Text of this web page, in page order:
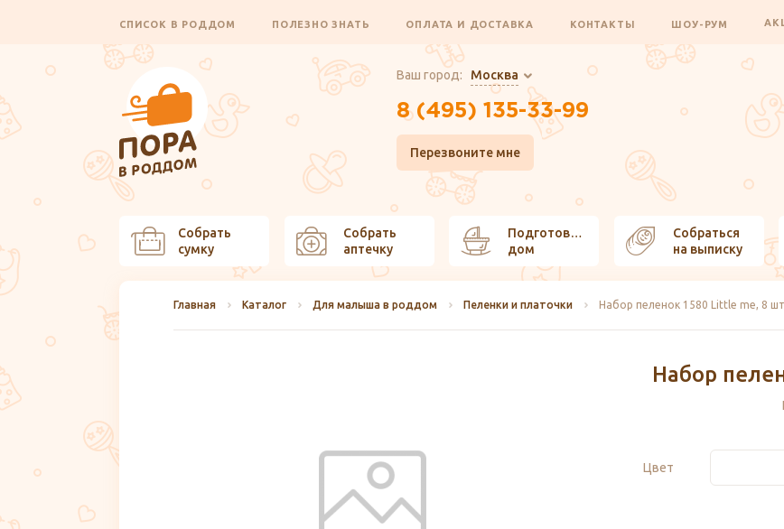
СПИСОК В РОДДОМ ПОЛЕЗНО ЗНАТЬ ОПЛАТА И ДОСТАВКА КОНТАКТЫ ШОУ-РУМ
Ваш город: Москва
8 (495) 135-33-99
Перезвоните мне
Собрать
сумку
Собрать
аптечку
Подготовить
дом
Собраться
на выписку
Главная Каталог Для малыша в роддом Пеленки и платочки Набор пеленок 1580 Little me, 8
Набор
Цвет